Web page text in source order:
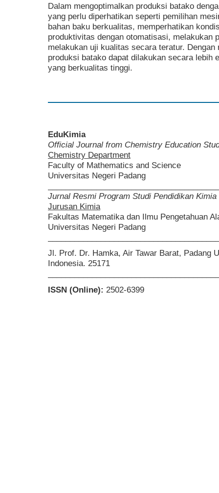
Dalam mengoptimalkan produksi batako
yang perlu diperhatikan seperti pemilihan
bahan baku berkualitas, memperhatikan
produktivitas dengan otomatisasi, melakukan
melakukan uji kualitas secara teratur.
produksi batako dapat dilakukan secara lebih
yang berkualitas tinggi.
EduKimia
Official Journal from Chemistry Education
Chemistry Department
Faculty of Mathematics and Science
Universitas Negeri Padang
Jurnal Resmi Program Studi Pendidikan Kimia
Jurusan Kimia
Fakultas Matematika dan Ilmu Pengetahuan
Universitas Negeri Padang
Jl. Prof. Dr. Hamka, Air Tawar Barat, Padang
Indonesia. 25171
ISSN (Online): 2502-6399